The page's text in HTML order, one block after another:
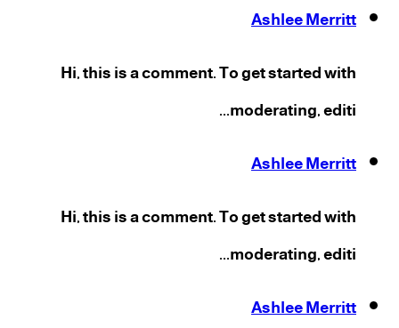
Ashlee Merritt
Hi, this is a comment. To get started with
moderating, editi...
Ashlee Merritt
Hi, this is a comment. To get started with
moderating, editi...
Ashlee Merritt